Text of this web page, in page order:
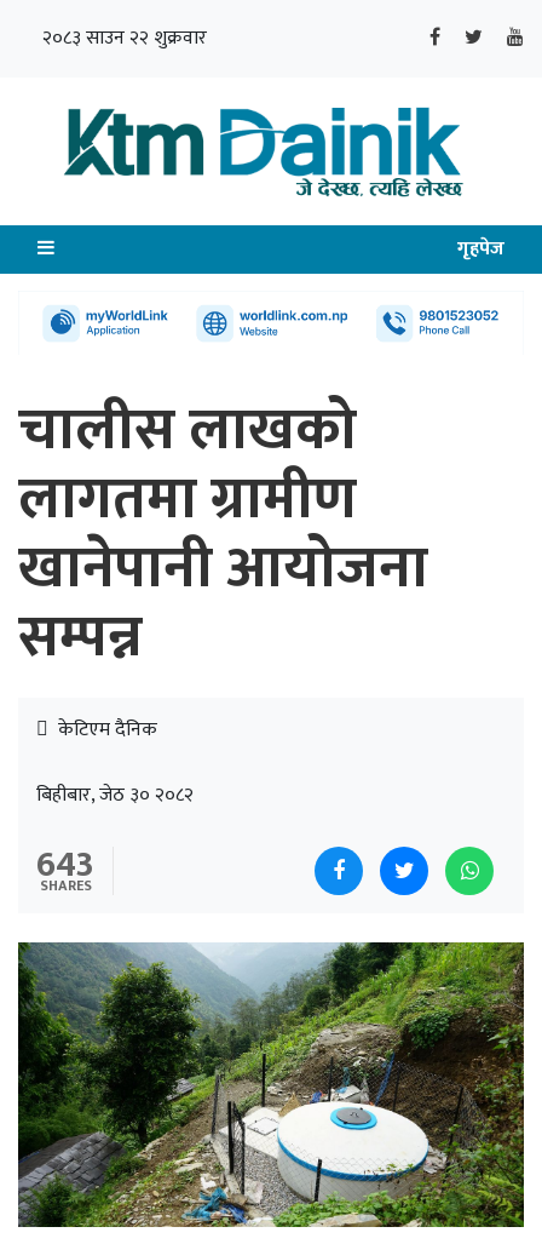
२०८३ साउन २२ शुक्रवार
गृहपेज
चालीस लाखको
लागतमा ग्रामीण
खानेपानी आयोजना
सम्पन्न
केटिएम दैनिक
बिहीबार, जेठ ३० २०८२
643
SHARES